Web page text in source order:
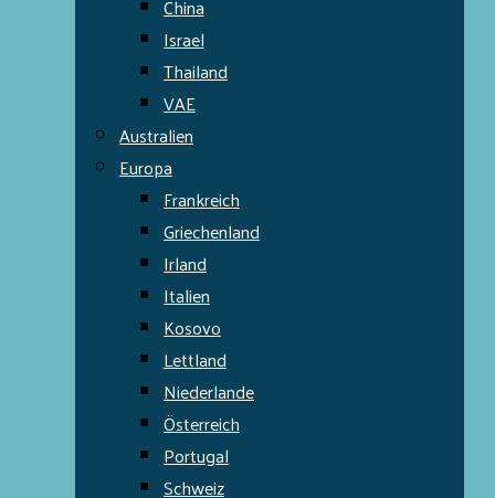
China
Israel
Thailand
VAE
Australien
Europa
Frankreich
Griechenland
Irland
Italien
Kosovo
Lettland
Niederlande
Österreich
Portugal
Schweiz